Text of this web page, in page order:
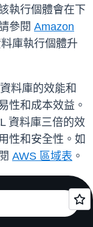
執行個體會在下
參閱 Amazon
庫執行個體升
料庫的效能和
性和成本效益。
資料庫三倍的效
性和安全性。如
AWS 區域表 。